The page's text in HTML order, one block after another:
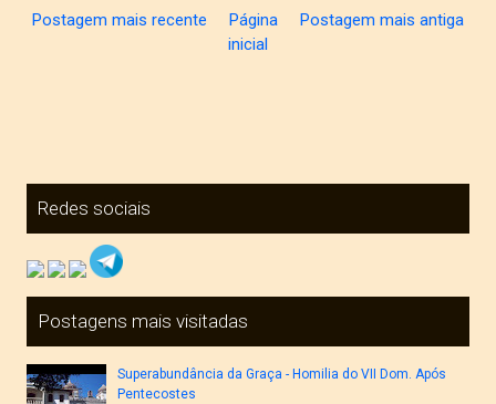
Postagem mais recente Postagem mais antiga
Página
inicial
Redes sociais
Postagens mais visitadas
Superabundância da Graça - Homilia do VII Dom. Após
Pentecostes